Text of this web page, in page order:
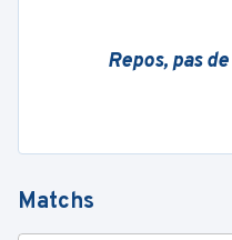
Repos, pas
Matchs